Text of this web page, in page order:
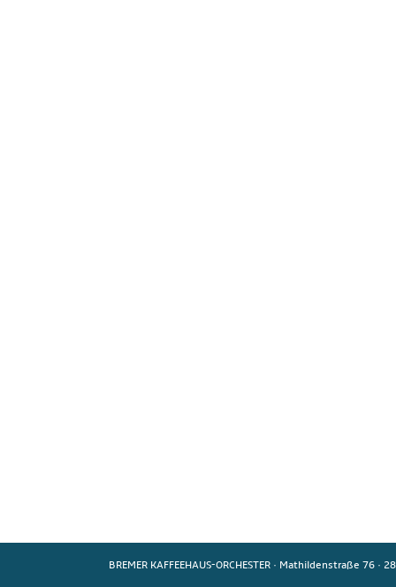
BREMER KAFFEEHAUS-ORCHESTER · Mathildenstraße 76 ·